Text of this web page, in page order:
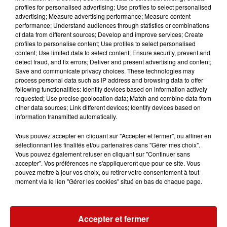
moyens de sécurité avaient été déployés pour encadrer
les festivités, avec des effectifs de police, de CRS et de
gendarmerie mobilisés sur le terrain.
Le bilan de la soirée fait état de plusieurs commerces
endommagés, dont certains ont également été victimes
de vols. Neuf personnes ont été interpellées. Les
autorités ont également recensé plusieurs incendies de
poubelles ainsi que deux véhicules légers brûlés.
La municipalité a dénoncé ces actes de vandalisme, tout
célébré l'événement dans une ambiance festive et
pacifique. Les responsables locaux ont souligné que ces
débordements restent le fait d'une minorité.
Dès le lendemain matin, les équipes de nettoyage de
état les rues du centre-ville. Les traces des incidents ont
ainsi été rapidement effacées.
profiles for personalised advertising; Use profiles to select personalised
advertising; Measure advertising performance; Measure content
performance; Understand audiences through statistics or combinations
of data from different sources; Develop and improve services; Create
profiles to personalise content; Use profiles to select personalised
content; Use limited data to select content; Ensure security, prevent and
detect fraud, and fix errors; Deliver and present advertising and content;
Save and communicate privacy choices. These technologies may
process personal data such as IP address and browsing data to offer
following functionalities: Identify devices based on information actively
requested; Use precise geolocation data; Match and combine data from
other data sources; Link different devices; Identify devices based on
information transmitted automatically.
Vous pouvez accepter en cliquant sur "Accepter et fermer", ou affiner en
sélectionnant les finalités et/ou partenaires dans "Gérer mes choix".
Vous pouvez également refuser en cliquant sur "Continuer sans
accepter". Vos préférences ne s'appliqueront que pour ce site. Vous
pouvez mettre à jour vos choix, ou retirer votre consentement à tout
moment via le lien "Gérer les cookies" situé en bas de chaque page.
Accepter et fermer